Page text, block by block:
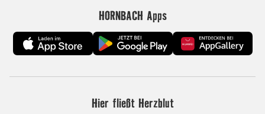
HORNBACH Apps
Hier fließt Herzblut